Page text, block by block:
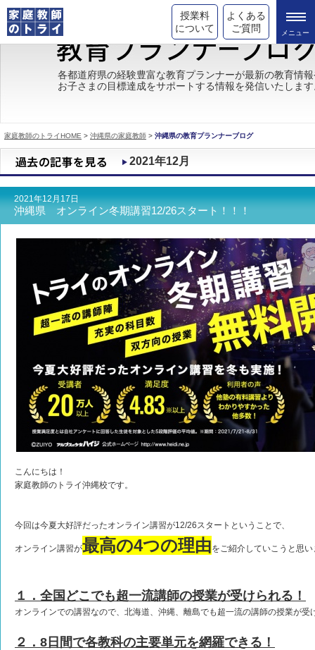
授業料
について
よくある
ご質問
トライの教育理念
成績が上がる理由
都道府県別情報
合格体験談
キャンペーン情報
受験情報
各都道府県の経験豊富な教育プランナーが最新の教育情
お子さまの目標達成をサポートする情報を発信いたしま
家庭教師のトライHOME > 沖縄県の家庭教師 > 沖縄県の教育プランナーブログ
2021年12月
2021年12月17日
沖縄県 オンライン冬期講習12/26スタート！！！
こんにちは！
家庭教師のトライ沖縄校です。
今回は今夏大好評だったオンライン講習が12/26スタートということで、
オンライン講習が最高の4つの理由をご紹介していこうと思い
１．全国どこでも超一流講師の授業が受けられる！
オンラインでの講習なので、北海道、沖縄、離島でも超一流の講師の授業が受
２．8日間で各教科の主要単元を網羅できる！